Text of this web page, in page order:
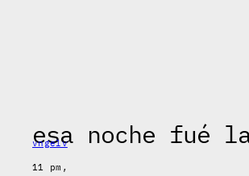
esa noche fué
vngelv
11 pm,